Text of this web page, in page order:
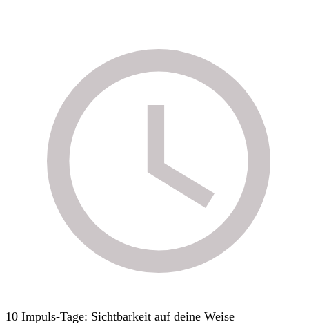
10 Impuls-Tage: Sichtbarkeit auf deine Weise